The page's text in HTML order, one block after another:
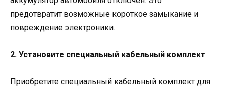
предотвратит возможные короткое замыкание и
повреждение электроники.
2. Установите специальный кабельный комплект
Приобретите специальный кабельный комплект для